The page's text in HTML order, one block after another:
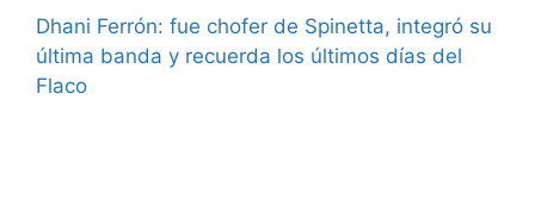
Dhani Ferrón: fue chofer de Spinetta, integró su
última banda y recuerda los últimos días del
Flaco